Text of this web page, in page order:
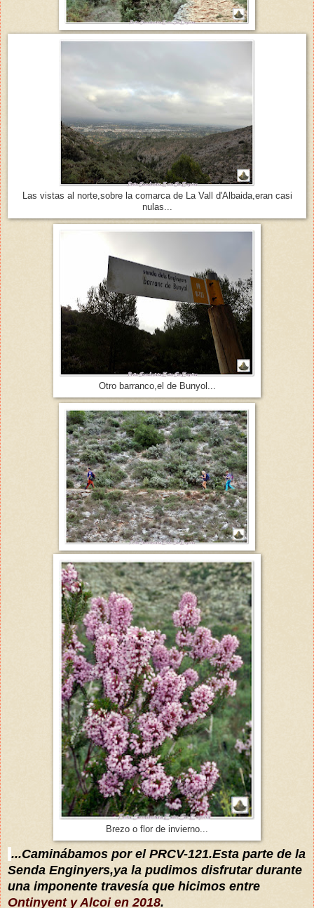
Las vistas al norte,sobre la comarca de La Vall d'Albaida,eran casi
nulas...
Otro barranco,el de Bunyol...
Brezo o flor de invierno...
...Caminábamos por el PRCV-121.Esta parte de la
Senda Enginyers,ya la pudimos disfrutar durante
una imponente travesía que hicimos entre
Ontinyent y Alcoi en 2018.